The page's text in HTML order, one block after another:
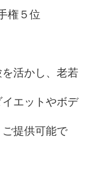
５位
を活かし、老若
エットやボデ
提供可能で